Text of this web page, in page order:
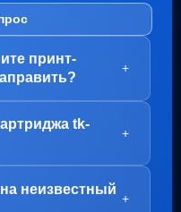
принт-
+
не требуется.
картридж), у
tk-
+
возможна как в
на неизвестный
+